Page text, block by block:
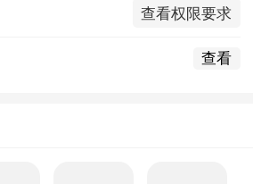
查看权限要求
查看